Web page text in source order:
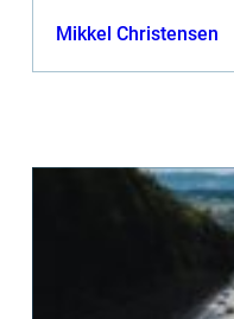
Mikkel Christensen